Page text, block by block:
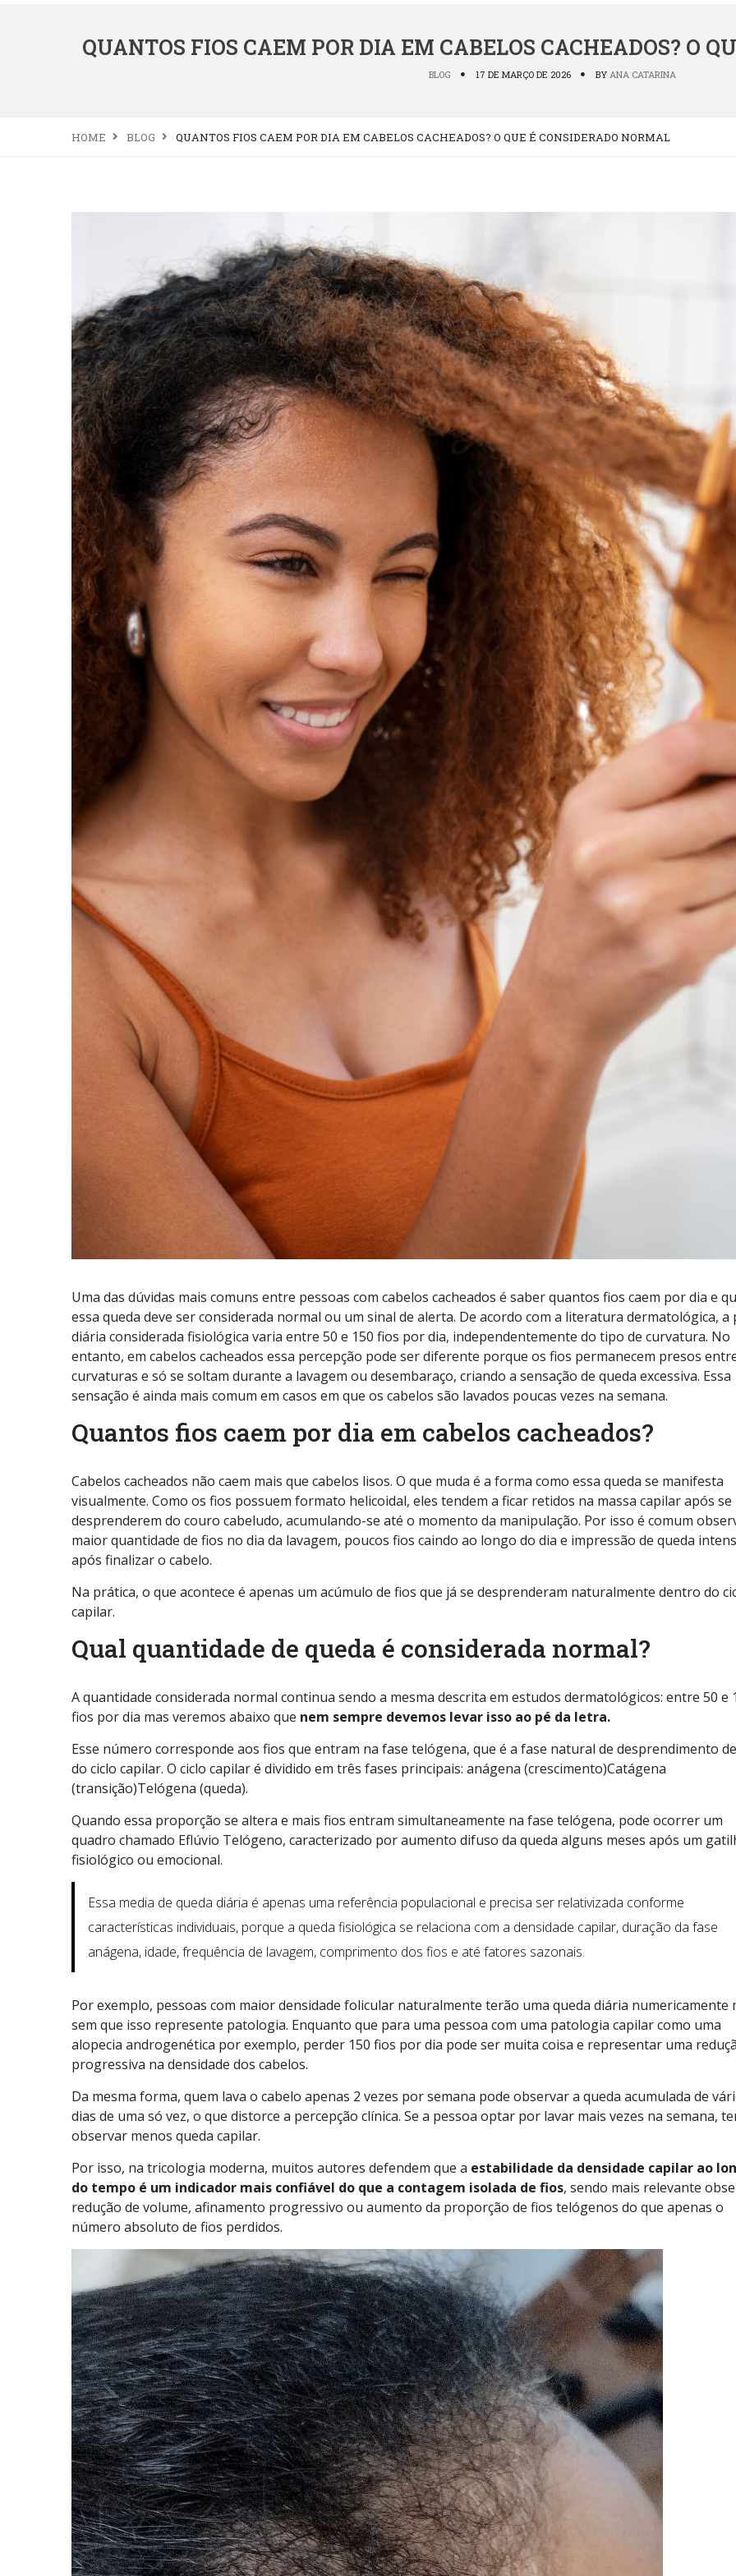
QUANTOS FIOS CAEM POR DIA EM CABELOS CACHEADOS? O
BLOG 17 DE MARÇO DE 2026 BY ANA CATARINA
HOME BLOG QUANTOS FIOS CAEM POR DIA EM CABELOS CACHEADOS? O QUE É CONSIDERADO NORMAL
Uma das dúvidas mais comuns entre pessoas com cabelos cacheados é saber quantos fios caem por dia e
essa queda deve ser considerada normal ou um sinal de alerta. De acordo com a literatura dermatológica, a
diária considerada fisiológica varia entre 50 e 150 fios por dia, independentemente do tipo de curvatura. No
entanto, em cabelos cacheados essa percepção pode ser diferente porque os fios permanecem presos
curvaturas e só se soltam durante a lavagem ou desembaraço, criando a sensação de queda excessiva. Essa
sensação é ainda mais comum em casos em que os cabelos são lavados poucas vezes na semana.
Quantos fios caem por dia em cabelos cacheados?
Cabelos cacheados não caem mais que cabelos lisos. O que muda é a forma como essa queda se manifesta
visualmente. Como os fios possuem formato helicoidal, eles tendem a ficar retidos na massa capilar após se
desprenderem do couro cabeludo, acumulando-se até o momento da manipulação. Por isso é comum
maior quantidade de fios no dia da lavagem, poucos fios caindo ao longo do dia e impressão de queda
após finalizar o cabelo.
Na prática, o que acontece é apenas um acúmulo de fios que já se desprenderam naturalmente dentro do
capilar.
Qual quantidade de queda é considerada normal?
A quantidade considerada normal continua sendo a mesma descrita em estudos dermatológicos: entre 50 e
fios por dia mas veremos abaixo que nem sempre devemos levar isso ao pé da letra.
Esse número corresponde aos fios que entram na fase telógena, que é a fase natural de desprendimento
do ciclo capilar. O ciclo capilar é dividido em três fases principais: anágena (crescimento)Catágena
(transição)Telógena (queda).
Quando essa proporção se altera e mais fios entram simultaneamente na fase telógena, pode ocorrer um
quadro chamado Eflúvio Telógeno, caracterizado por aumento difuso da queda alguns meses após um
fisiológico ou emocional.
Essa media de queda diária é apenas uma referência populacional e precisa ser relativizada conforme
características individuais, porque a queda fisiológica se relaciona com a densidade capilar, duração da fase
anágena, idade, frequência de lavagem, comprimento dos fios e até fatores sazonais.
Por exemplo, pessoas com maior densidade folicular naturalmente terão uma queda diária numericamente
sem que isso represente patologia. Enquanto que para uma pessoa com uma patologia capilar como uma
alopecia androgenética por exemplo, perder 150 fios por dia pode ser muita coisa e representar uma
progressiva na densidade dos cabelos.
Da mesma forma, quem lava o cabelo apenas 2 vezes por semana pode observar a queda acumulada de
dias de uma só vez, o que distorce a percepção clínica. Se a pessoa optar por lavar mais vezes na semana,
observar menos queda capilar.
Por isso, na tricologia moderna, muitos autores defendem que a estabilidade da densidade capilar ao
do tempo é um indicador mais confiável do que a contagem isolada de fios, sendo mais relevante
redução de volume, afinamento progressivo ou aumento da proporção de fios telógenos do que apenas o
número absoluto de fios perdidos.